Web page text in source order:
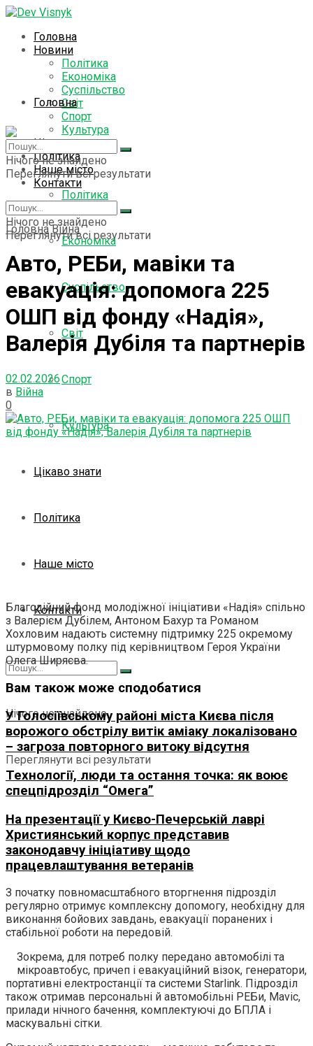
Головна
Новини
Політика
Економіка
Суспільство
Світ
Спорт
Культура
Цікаво знати
Політика
Наше місто
Контакти
Нічого не знайдено
Переглянути всі результати
Головна
Новини
Політика
Економіка
Суспільство
Світ
Спорт
Культура
Цікаво знати
Політика
Наше місто
Контакти
Нічого не знайдено
Переглянути всі результати
Нічого не знайдено
Переглянути всі результати
Головна Війна
Авто, РЕБи, мавіки та
евакуація: допомога 225
ОШП від фонду «Надія»,
Валерія Дубіля та партнерів
02.02.2026
в Війна
0
Благодійний фонд молодіжної ініціативи «Надія» спільно
з Валерієм Дубілем, Антоном Бахур та Романом
Хохловим надають системну підтримку 225 окремому
штурмовому полку під керівництвом Героя України
Олега Ширяєва.
Вам також може сподобатися
У Голосіївському районі міста Києва після
ворожого обстрілу витік аміаку локалізовано
– загроза повторного витоку відсутня
Технології, люди та остання точка: як воює
спецпідрозділ “Омега”
На презентації у Києво-Печерській лаврі
Християнський корпус представив
законодавчу ініціативу щодо
працевлаштування ветеранів
З початку повномасштабного вторгнення підрозділ
регулярно отримує комплексну допомогу, необхідну для
виконання бойових завдань, евакуації поранених і
стабільної роботи на передовій.
Зокрема, для потреб полку передано автомобілі та
мікроавтобус, причеп і евакуаційний візок, генератори,
портативні електростанції та системи Starlink. Підрозділ
також отримав персональні й автомобільні РЕБи, Mavic,
прилади нічного бачення, комплектуючі до БПЛА і
маскувальні сітки.